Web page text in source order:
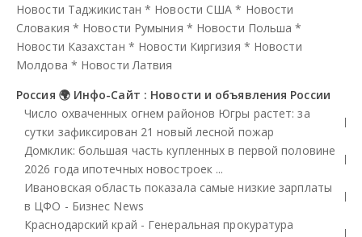
Новости Таджикистан * Новости США * Новости
Словакия * Новости Румыния * Новости Польша *
Новости Казахстан * Новости Киргизия * Новости
Молдова * Новости Латвия
Россия 🌍 Инфо-Сайт : Новости и объявления России
Число охваченных огнем районов Югры растет: за
сутки зафиксирован 21 новый лесной пожар
Домклик: большая часть купленных в первой половине
2026 года ипотечных новостроек ...
Ивановская область показала самые низкие зарплаты
в ЦФО - Бизнес News
Краснодарский край - Генеральная прокуратура